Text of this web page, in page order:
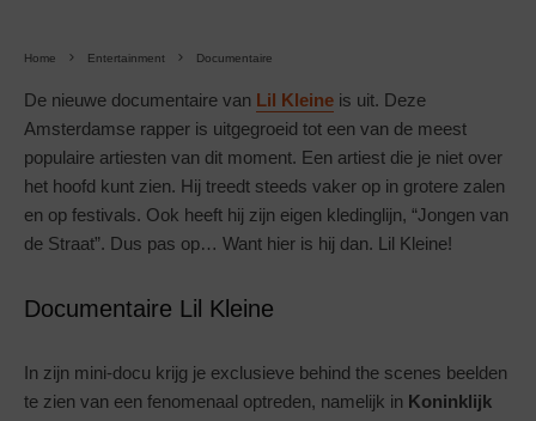
Home Entertainment Documentaire
De nieuwe documentaire van Lil Kleine is uit. Deze
Amsterdamse rapper is uitgegroeid tot een van de meest
populaire artiesten van dit moment. Een artiest die je niet over
het hoofd kunt zien. Hij treedt steeds vaker op in grotere zalen
en op festivals. Ook heeft hij zijn eigen kledinglijn, “Jongen van
de Straat”. Dus pas op… Want hier is hij dan. Lil Kleine!
Documentaire Lil Kleine
In zijn mini-docu krijg je exclusieve behind the scenes beelden
te zien van een fenomenaal optreden, namelijk in Koninklijk